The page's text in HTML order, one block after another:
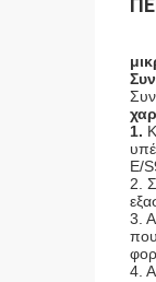
1.
E/
2.
3.
4.